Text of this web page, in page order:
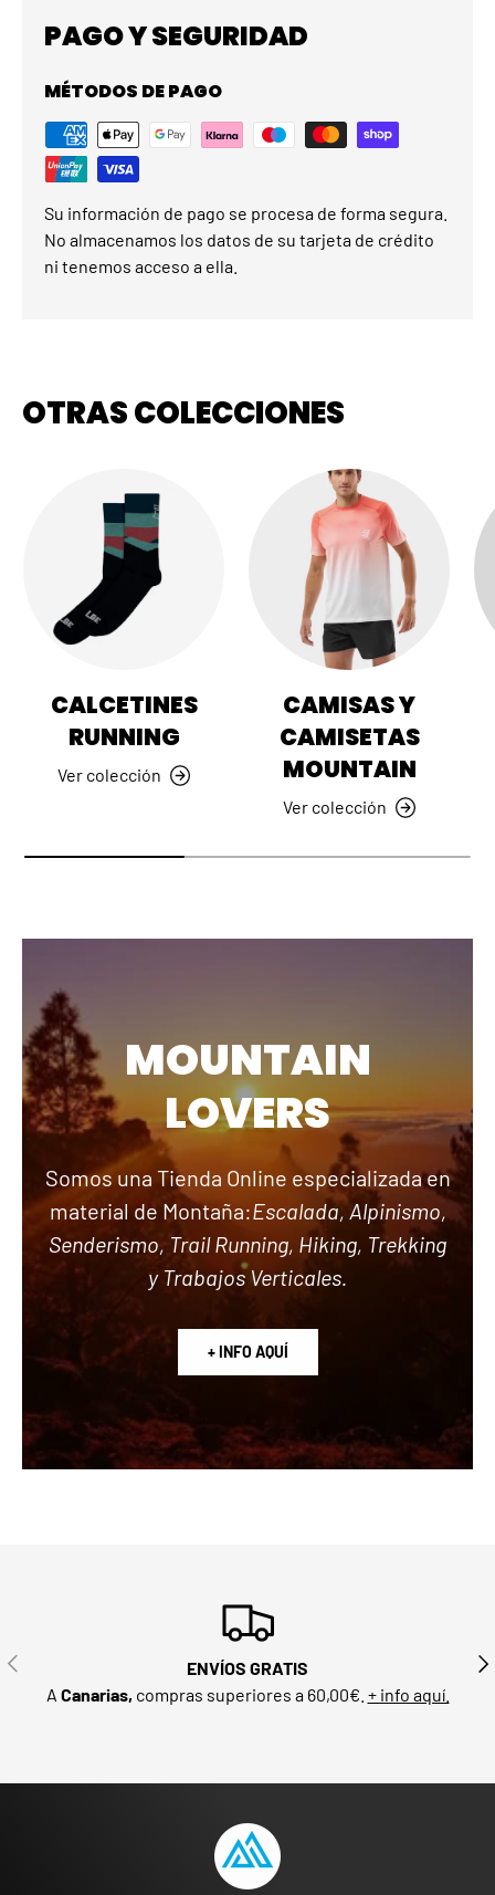
PAGO Y SEGURIDAD
MÉTODOS DE PAGO
Su información de pago se procesa de forma segura.
No almacenamos los datos de su tarjeta de crédito
ni tenemos acceso a ella.
OTRAS COLECCIONES
CALCETINES
RUNNING
Ver colección
CAMISAS Y
CAMISETAS
MOUNTAIN
Ver colección
MOUNTAIN
LOVERS
Somos una Tienda Online especializada en
material de Montaña:Escalada, Alpinismo,
Senderismo, Trail Running, Hiking, Trekking
y Trabajos Verticales.
+ INFO AQUÍ
ANTERIOR
ENVÍOS GRATIS
A Canarias, compras superiores a 60,00€. + info aquí.